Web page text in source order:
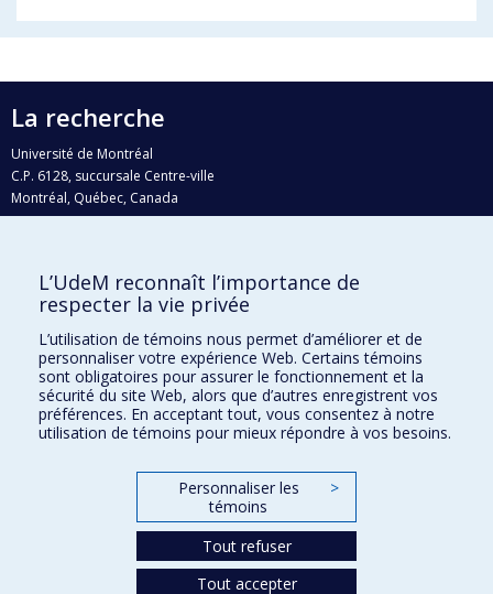
La recherche
Université de Montréal
C.P. 6128, succursale Centre-ville
Montréal, Québec, Canada
H3C 3J7
Qui fait quoi?
Nous trouver
Plan du site
Accessibilité
L’UdeM reconnaît l’importance de
respecter la vie privée
L’utilisation de témoins nous permet d’améliorer et de
personnaliser votre expérience Web. Certains témoins
sont obligatoires pour assurer le fonctionnement et la
sécurité du site Web, alors que d’autres enregistrent vos
préférences. En acceptant tout, vous consentez à notre
utilisation de témoins pour mieux répondre à vos besoins.
Personnaliser les
témoins
>
Tout refuser
Tout accepter